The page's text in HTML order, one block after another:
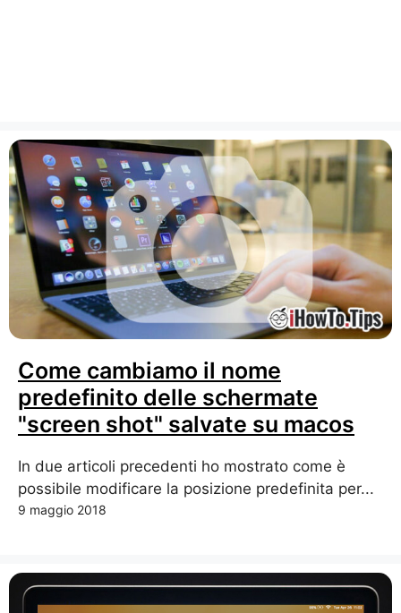
Come cambiamo il nome
predefinito delle schermate
"screen shot" salvate su macos
In due articoli precedenti ho mostrato come è
possibile modificare la posizione predefinita per...
9 maggio 2018